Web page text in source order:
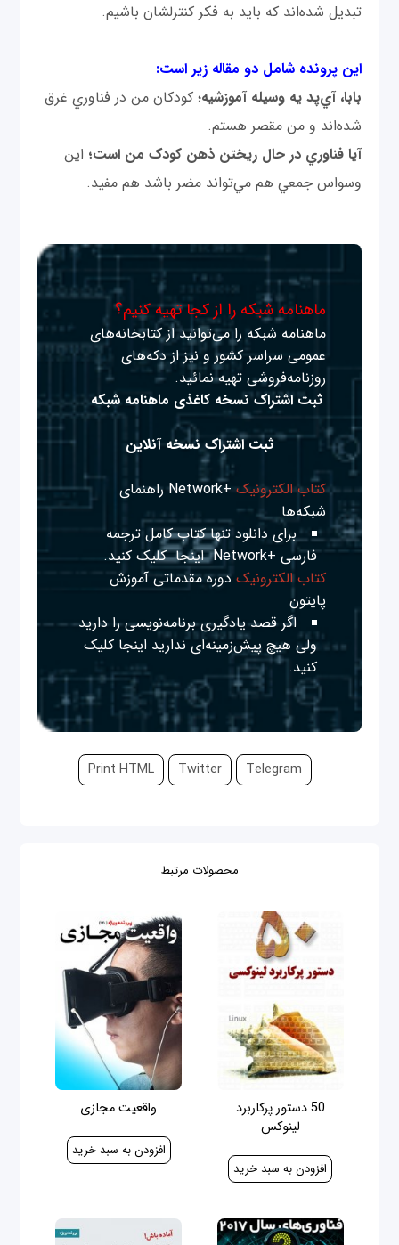
تبدیل شده‌اند که باید به فکر کنترلشان باشیم.
اين پرونده شامل دو مقاله زير است:
بابا، آي‌پد يه وسيله آموزشيه؛ کودکان من در فناوري غرق
شده‌اند و من مقصر هستم.
آيا فناوري در حال ريختن ذهن کودک من است؛ اين
وسواس جمعي هم مي‌تواند مضر باشد هم مفيد.
ماهنامه شبکه را از کجا تهیه کنیم؟
ماهنامه شبکه را می‌توانید از کتابخانه‌های
عمومی سراسر کشور و نیز از دکه‌های
روزنامه‌فروشی تهیه نمائید.
ثبت اشتراک نسخه کاغذی ماهنامه شبکه
ثبت اشتراک نسخه آنلاین
کتاب الکترونیک
+Network راهنمای
شبکه‌ها
برای دانلود تنها کتاب کامل ترجمه
فارسی +Network
اینجا کلیک کنید.
کتاب الکترونیک دوره مقدماتی آموزش
پایتون
اگر قصد یادگیری برنامه‌نویسی را دارید
ولی هیچ پیش‌زمینه‌ای نداریداینجا کلیک
کنید.
Telegram
Twitter
Print HTML
محصولات مرتبط
50 دستور پرکاربرد
لينوکس
واقعیت مجازی